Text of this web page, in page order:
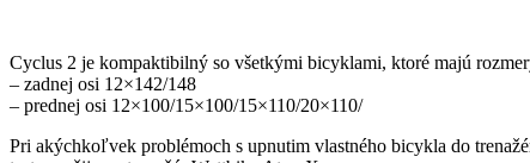
Cyclus 2 je kompaktibilný so všetkými bicyklami, ktoré majú
– zadnej osi 12×142/148
– prednej osi 12×100/15×100/15×110/20×110/
Pri akýchkoľvek problémoch s upnutim vlastného bicykla do